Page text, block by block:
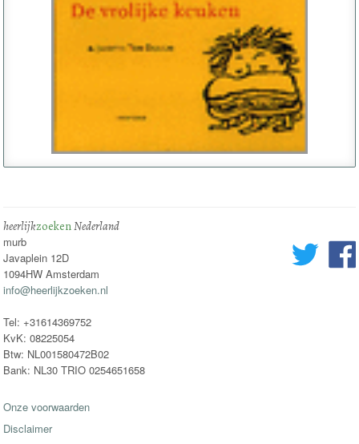
heerlijkzoekenNederland
murb
Javaplein 12D
1094HW Amsterdam
info@heerlijkzoeken.nl
Tel: +31614369752
KvK: 08225054
Btw: NL001580472B02
Bank: NL30 TRIO 0254651658
Onze voorwaarden
Disclaimer